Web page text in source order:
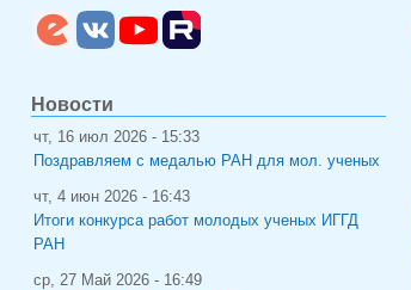
Новости
чт, 16 июл 2026 - 15:33
Поздравляем с медалью РАН для мол. ученых
чт, 4 июн 2026 - 16:43
Итоги конкурса работ молодых ученых ИГГД
РАН
ср, 27 Май 2026 - 16:49